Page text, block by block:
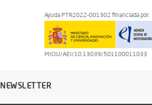
Ayuda PTR2022-001302 financiada por:
MICIU/AEI/10.13039/501100011033
NEWSLETTER